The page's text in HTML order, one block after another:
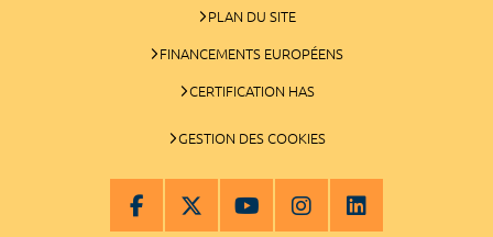
PLAN DU SITE
FINANCEMENTS EUROPÉENS
CERTIFICATION HAS
GESTION DES COOKIES